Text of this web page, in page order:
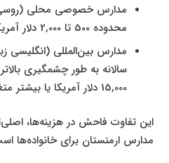
مدارس خصوصی محلی (روسی
محدوده 500 تا 2,000 دلار آمریکا.
15,000 دلار آمریکا یا بیشتر متغیر باشد.
این تفاوت فاحش در هزینه‌ها،
مدارس ارمنستان برای خانواده‌ها